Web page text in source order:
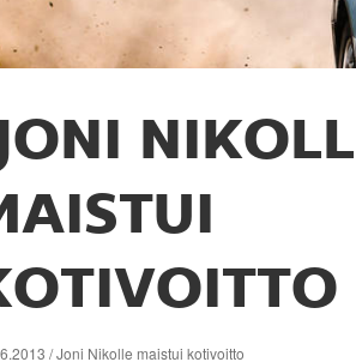
/ Joni Nikolle maistui kotivoitto